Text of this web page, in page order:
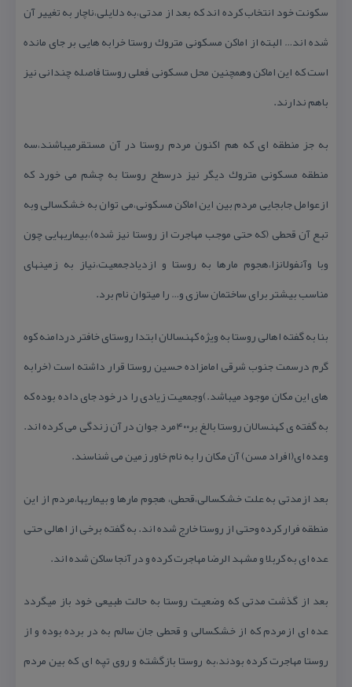
سكونت خود انتخاب كرده اند كه بعد از مدتی،به دلایلی،ناچار به تغییر آن
شده اند… البته از اماكن مسكونی متروك روستا خرابه هایی بر جای مانده
است كه این اماكن وهمچنین محل مسكونی فعلی روستا فاصله چندانی نیز
باهم ندارند.
به جز منطقه ای كه هم اكنون مردم روستا در آن مستقرمیباشند،سه
منطقه مسكونی متروك دیگر نیز درسطح روستا به چشم می خورد كه
ازعوامل جابجایی مردم بین این اماكن مسكونی،می توان به خشكسالی وبه
تبع آن قحطی (كه حتی موجب مهاجرت از روستا نیز شده)،بیماریهایی چون
وبا وآنفولانزا،هجوم مارها به روستا و ازدیادجمعیت،نیاز به زمینهای
مناسب بیشتر برای ساختمان سازی و… را میتوان نام برد.
بنا به گفته اهالی روستا به ویژه كهنسالان ابتدا روستای خافتر دردامنه كوه
گرم درسمت جنوب شرقی امامزاده حسین روستا قرار داشته است (خرابه
های این مكان موجود میباشد.)وجمعیت زیادی را در خود جای داده بوده كه
به گفته ی كهنسالان روستا بالغ بر۴۰۰مرد جوان در آن زندگی می كرده اند.
وعده ای(افراد مسن) آن مكان را به نام خاور زمین می شناسند.
بعد ازمدتی به علت خشكسالی،قحطی، هجوم مارها و بیماریها،مردم از این
منطقه فرار كرده وحتی از روستا خارج شده اند. به گفته برخی از اهالی حتی
عده ای به كربلا و مشهد الرضا مهاجرت كرده و در آنجا ساكن شده اند.
بعد از گذشت مدتی كه وضعیت روستا به حالت طبیعی خود باز میگردد
عده ای ازمردم كه از خشكسالی و قحطی جان سالم به در برده بوده و از
روستا مهاجرت كرده بودند،به روستا بازگشته و روی تپه ای كه بین مردم